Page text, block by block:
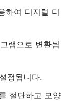
하여 디지털 디
램으로 변환됩
정됩니다.
절단하고 모양